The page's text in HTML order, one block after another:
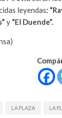
leyendas:
y “El Duende”.
LA PLAZA LA